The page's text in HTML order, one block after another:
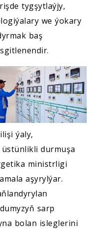
tygşytlaýjy,
we ýokary
baş
ýaly,
durmuşa
ministrligi
aşyrylýar.
sarp
bolan isleglerini